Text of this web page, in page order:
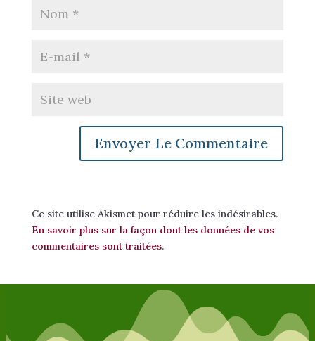
Ce site utilise Akismet pour réduire les indésirables.
En savoir plus sur la façon dont les données de vos
commentaires sont traitées.